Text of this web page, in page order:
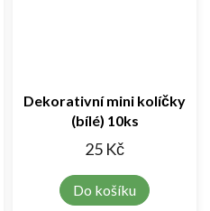
Dekorativní mini kolíčky
(bílé) 10ks
25 Kč
Do košíku